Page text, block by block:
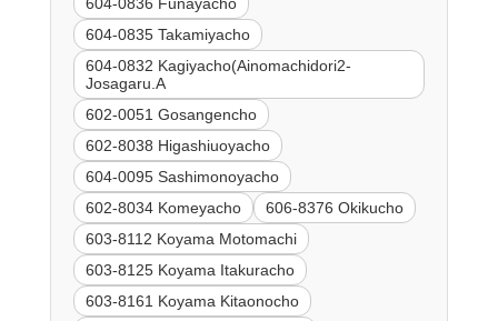
604-0835 Takamiyacho
604-0832 Kagiyacho(Ainomachidori2-
Josagaru.A
602-0051 Gosangencho
602-8038 Higashiuoyacho
604-0095 Sashimonoyacho
602-8034 Komeyacho
606-8376 Okikucho
603-8112 Koyama Motomachi
603-8125 Koyama Itakuracho
603-8161 Koyama Kitaonocho